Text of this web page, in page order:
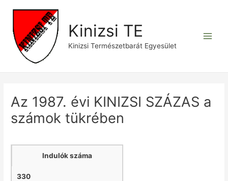
content
Kinizsi TE
Kinizsi Természetbarát Egyesület
Az 1987. évi KINIZSI SZÁZAS a
számok tükrében
Indulók száma
330